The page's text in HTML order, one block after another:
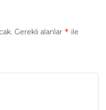
Gerekli alanlar * ile